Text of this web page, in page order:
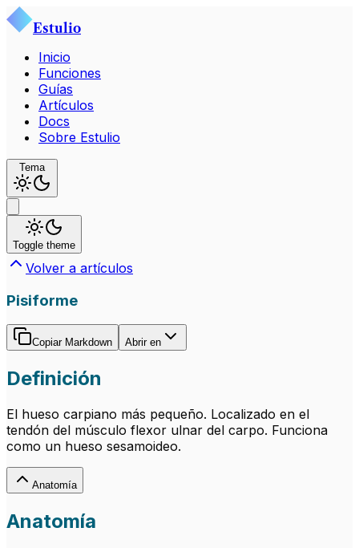
Estulio
Inicio
Funciones
Guías
Artículos
Docs
Sobre Estulio
Tema
Toggle theme
Volver a artículos
Pisiforme
Copiar Markdown Abrir en
Definición
El hueso carpiano más pequeño. Localizado en el
tendón del músculo flexor ulnar del carpo. Funciona
como un hueso sesamoideo.
Anatomía
Anatomía